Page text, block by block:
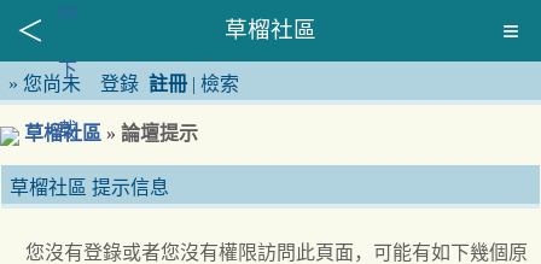
草榴社區
» 您尚未 登錄 註冊 | 檢索
草榴社區 » 論壇提示
草榴社區 提示信息
您沒有登錄或者您沒有權限訪問此頁面，可能有如下幾個原